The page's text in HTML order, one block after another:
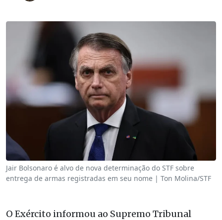
Jair Bolsonaro é alvo de nova determinação do STF sobre
entrega de armas registradas em seu nome | Ton Molina/STF
O Exército informou ao Supremo Tribunal